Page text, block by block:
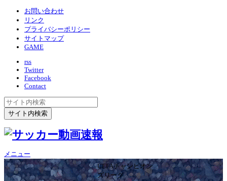
お問い合わせ
リンク
プライバシーポリシー
サイトマップ
GAME
rss
Twitter
Facebook
Contact
メニュー
UEFAチャンピオン
ズリーグ